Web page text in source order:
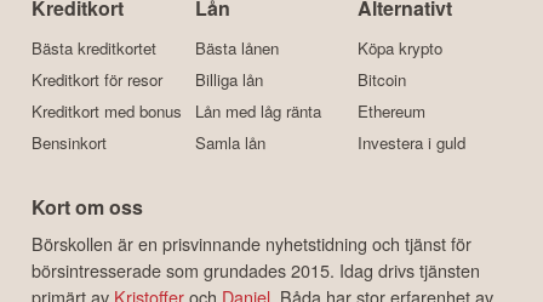
Kreditkort
Bästa kreditkortet
Kreditkort för resor
Kreditkort med bonus
Bensinkort
Lån
Bästa lånen
Billiga lån
Lån med låg ränta
Samla lån
Alternativt
Köpa krypto
Bitcoin
Ethereum
Investera i guld
Kort om oss
Börskollen är en prisvinnande nyhetstidning och tjänst för
börsintresserade som grundades 2015. Idag drivs tjänsten
primärt av Kristofferoch Daniel . Båda har stor erfarenhet av